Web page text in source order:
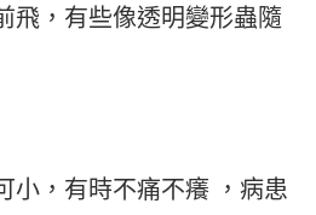
飛，有些像透明變形蟲隨
小，有時不痛不癢 ，病患